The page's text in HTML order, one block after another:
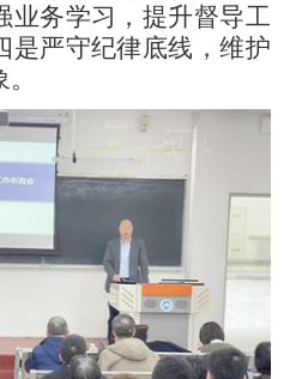
业务学习，提升督导工
是严守纪律底线，维护